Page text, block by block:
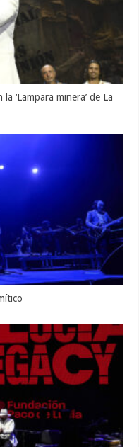
‘Lampara minera’ de La